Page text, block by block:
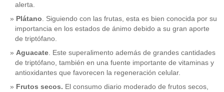
alerta.
Plátano. Siguiendo con las frutas, esta es bien conocida por su
importancia en los estados de ánimo debido a su gran aporte
de triptófano.
Aguacate. Este superalimento además de grandes cantidades
de triptófano, también en una fuente importante de vitaminas y
antioxidantes que favorecen la regeneración celular.
Frutos secos. El consumo diario moderado de frutos secos,